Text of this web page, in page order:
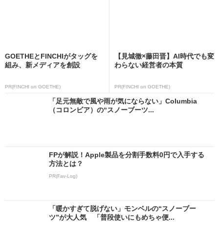
GOETHEとFINCHIがタッグを
組み、新メディアを創設
PR(FINCHI on GOETHE)
【見城徹×藤田晋】AI時代でも変
わらない経営者の本質
PR(FINCHI on GOETHE)
「足元無敵で風や雨が気にならない」Columbia
（コロンビア）の“スノーブーツ...
FPが解説！Apple製品を分割手数料0円で入手する
方法とは？
PR(Fav-Log)
「暖かすぎて脱げない」モンベルの“スノーブー
ツ”が大人気 「普段使いにもめちゃ便...